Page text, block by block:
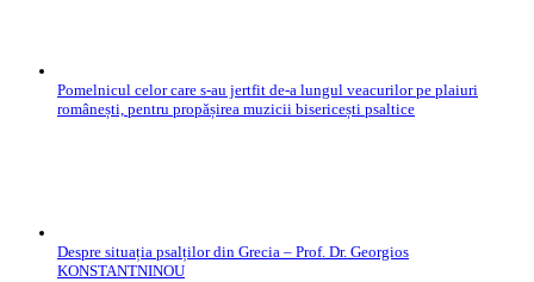
Pomelnicul celor care s-au jertfit de-a lungul veacurilor pe plaiuri
românești, pentru propășirea muzicii bisericești psaltice
Despre situația psalților din Grecia – Prof. Dr. Georgios
KONSTANTNINOU